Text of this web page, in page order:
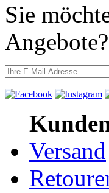
Sie
Angebote?
Versand